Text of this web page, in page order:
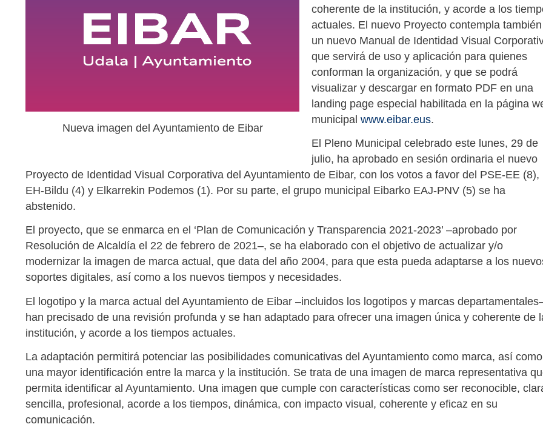
Nueva imagen del Ayuntamiento de Eibar
coherente de la institución, y acorde a los
actuales. El nuevo Proyecto contempla también
un nuevo Manual de Identidad Visual
que servirá de uso y aplicación para quienes
conforman la organización, y que se podrá
visualizar y descargar en formato PDF en una
landing page especial habilitada en la página
municipal www.eibar.eus.
El Pleno Municipal celebrado este lunes, 29 de
julio, ha aprobado en sesión ordinaria el nuevo
Proyecto de Identidad Visual Corporativa del Ayuntamiento de Eibar, con los votos a favor del PSE-EE (8),
EH-Bildu (4) y Elkarrekin Podemos (1). Por su parte, el grupo municipal Eibarko EAJ-PNV (5) se ha
abstenido.
El proyecto, que se enmarca en el ‘Plan de Comunicación y Transparencia 2021-2023’ –aprobado por
Resolución de Alcaldía el 22 de febrero de 2021–, se ha elaborado con el objetivo de actualizar y/o
modernizar la imagen de marca actual, que data del año 2004, para que esta pueda adaptarse a los
soportes digitales, así como a los nuevos tiempos y necesidades.
El logotipo y la marca actual del Ayuntamiento de Eibar –incluidos los logotipos y marcas
han precisado de una revisión profunda y se han adaptado para ofrecer una imagen única y coherente de
institución, y acorde a los tiempos actuales.
La adaptación permitirá potenciar las posibilidades comunicativas del Ayuntamiento como marca, así como
una mayor identificación entre la marca y la institución. Se trata de una imagen de marca representativa
permita identificar al Ayuntamiento. Una imagen que cumple con características como ser reconocible,
sencilla, profesional, acorde a los tiempos, dinámica, con impacto visual, coherente y eficaz en su
comunicación.